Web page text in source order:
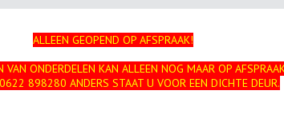
ALLEEN GEOPEND OP AFSPRAAK!
VAN ONDERDELEN KAN ALLEEN NOG MAAR OP
898280 ANDERS STAAT U VOOR EEN DICHTE DEUR.